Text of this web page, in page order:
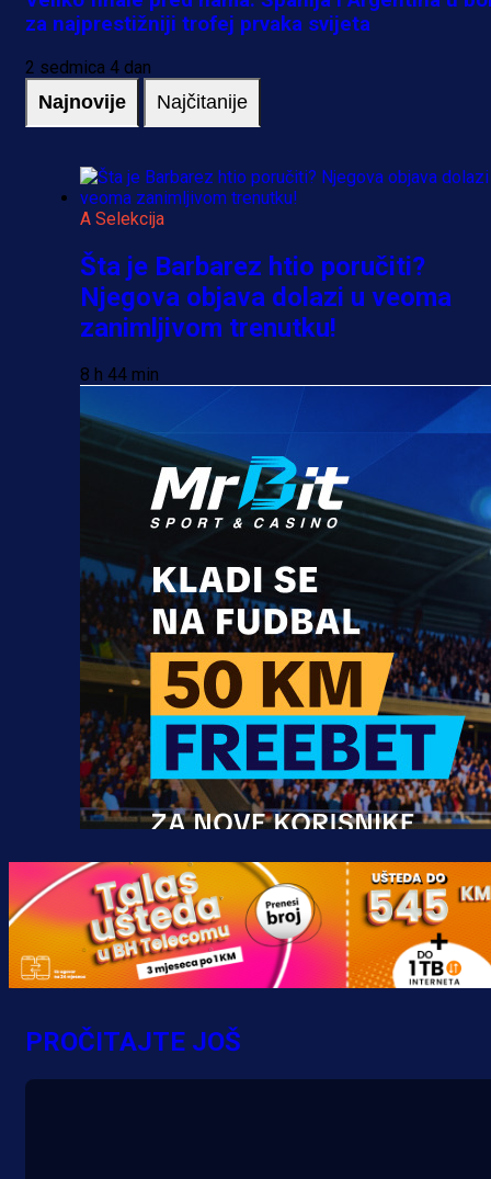
za najprestižniji trofej prvaka svijeta
2 sedmica 4 dan
Najnovije Najčitanije
A Selekcija
Šta je Barbarez htio poručiti?
Njegova objava dolazi u veoma
zanimljivom trenutku!
8 h 44 min
Promo vijesti
MrBit: Isprati kvalifikacije za
evropska takmičenja i preuzmi
bonus dobrodošlice!
PROČITAJTE JOŠ